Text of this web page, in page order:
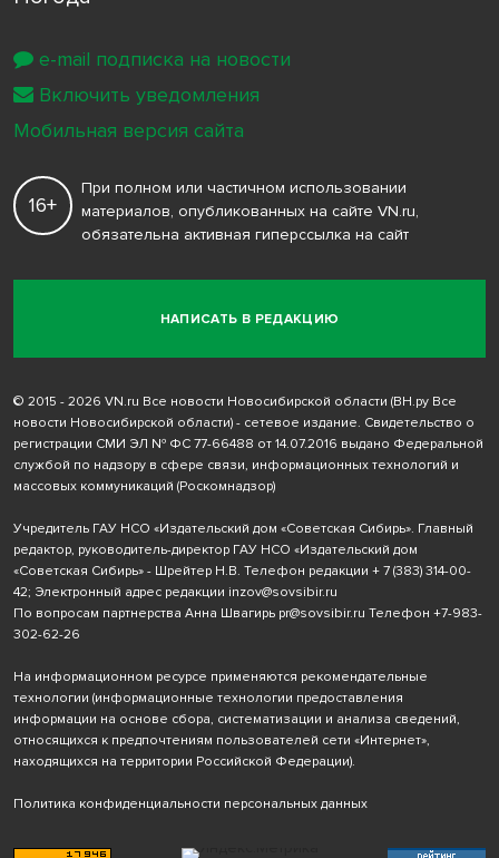
НАПИСАТЬ В РЕДАКЦИЮ
16+
При полном или частичном использовании
материалов, опубликованных на сайте VN.ru,
обязательна активная гиперссылка на сайт
© 2015 - 2026 VN.ru Все новости Новосибирской области (ВН.ру Все
новости Новосибирской области) - сетевое издание. Свидетельство о
регистрации СМИ ЭЛ № ФС 77-66488 от 14.07.2016 выдано Федеральной
службой по надзору в сфере связи, информационных технологий и
массовых коммуникаций (Роскомнадзор)
Учредитель ГАУ НСО «Издательский дом «Советская Сибирь». Главный
редактор, руководитель-директор ГАУ НСО «Издательский дом
«Советская Сибирь» - Шрейтер Н.В. Телефон редакции + 7 (383) 314-00-
42; Электронный адрес редакции inzov@sovsibir.ru
По вопросам партнерства Анна Швагирь pr@sovsibir.ru Телефон +7-983-
302-62-26
На информационном ресурсе применяются рекомендательные
технологии (информационные технологии предоставления
информации на основе сбора, систематизации и анализа сведений,
относящихся к предпочтениям пользователей сети «Интернет»,
находящихся на территории Российской Федерации).
Политика конфиденциальности персональных данных
e-mail подписка на новости
Включить уведомления
Мобильная версия сайта